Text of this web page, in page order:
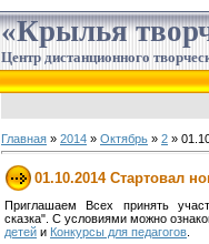
«Крылья
Центр дистанционного
Главная » 2014 » Октябрь » 2 »
01.10.2014 Стартовал
Приглашаем Всех принять
сказка". С условиями можно
детей и Конкурсы для педагогов